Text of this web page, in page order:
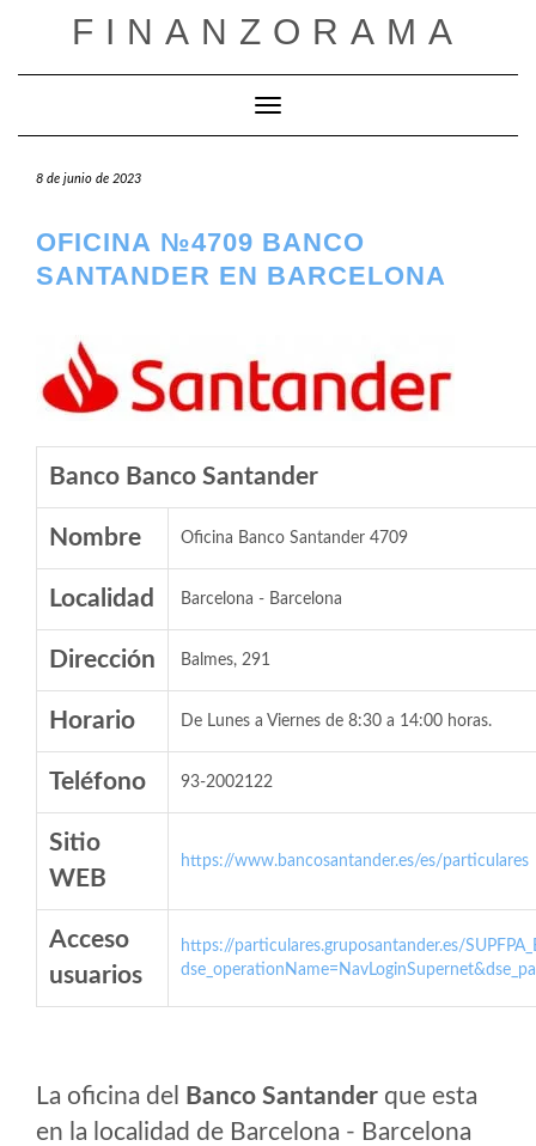
FINANZORAMA
Cambiar modo de navegación
8 de junio de 2023
OFICINA №4709 BANCO
SANTANDER EN BARCELONA
Banco Banco Santander
Nombre Oficina Banco Santander 4709
Localidad Barcelona - Barcelona
Dirección Balmes, 291
Horario De Lunes a Viernes de 8:30 a 14:00 horas.
Teléfono 93-2002122
Sitio
WEB
https://www.bancosantander.es/es/particulares
Acceso
usuarios
https://particulares.gruposantander.es/
La oficina del Banco Santander que esta
en la localidad de Barcelona - Barcelona